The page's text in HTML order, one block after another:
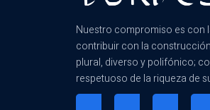
Nuestro compromiso es con
contribuir con la
plural, diverso y polifónico;
respetuoso de la riqueza de